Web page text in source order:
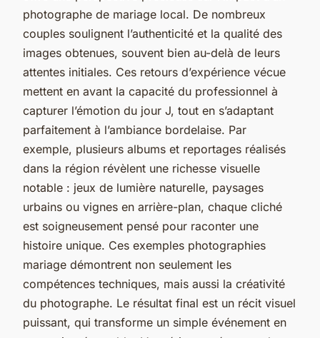
photographe de mariage local. De nombreux
couples soulignent l’authenticité et la qualité des
images obtenues, souvent bien au-delà de leurs
attentes initiales. Ces retours d’expérience vécue
mettent en avant la capacité du professionnel à
capturer l’émotion du jour J, tout en s’adaptant
parfaitement à l’ambiance bordelaise. Par
exemple, plusieurs albums et reportages réalisés
dans la région révèlent une richesse visuelle
notable : jeux de lumière naturelle, paysages
urbains ou vignes en arrière-plan, chaque cliché
est soigneusement pensé pour raconter une
histoire unique. Ces exemples photographies
mariage démontrent non seulement les
compétences techniques, mais aussi la créativité
du photographe. Le résultat final est un récit visuel
puissant, qui transforme un simple événement en